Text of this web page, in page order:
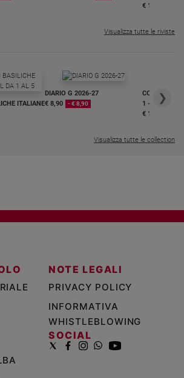
€ 16,99
Visualizza tutte le riviste
ITALIANE
DIARIO G 2026-27
€ 8,90
- € 8,90
COLLANA
1 - 2
€ 18,50
❯
Visualizza tutte le collection
NOTE LEGALI
PRIVACY POLICY
INFORMATIVA
WHISTLEBLOWING
SOCIAL